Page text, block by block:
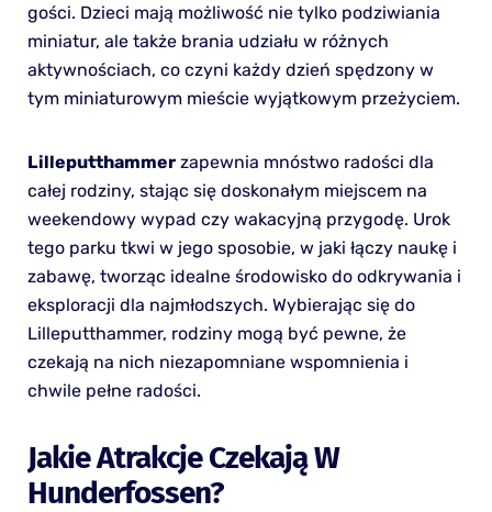
gości. Dzieci mają możliwość nie tylko podziwiania
miniatur, ale także brania udziału w różnych
aktywnościach, co czyni każdy dzień spędzony w
tym miniaturowym mieście wyjątkowym przeżyciem.
Lilleputthammerzapewnia mnóstwo radości dla
całej rodziny, stając się doskonałym miejscem na
weekendowy wypad czy wakacyjną przygodę. Urok
tego parku tkwi w jego sposobie, w jaki łączy naukę i
zabawę, tworząc idealne środowisko do odkrywania i
eksploracji dla najmłodszych. Wybierając się do
Lilleputthammer, rodziny mogą być pewne, że
czekają na nich niezapomniane wspomnienia i
chwile pełne radości.
Jakie Atrakcje Czekają W
Hunderfossen?